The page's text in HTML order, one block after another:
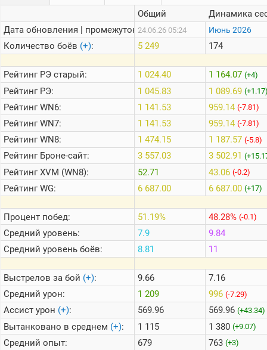
Информация
Онлайн
Цветовая
шкала
Теlegram
ВК
Портал
Мира
Танков
Дата обновления | промежуток:
Количество боёв (+):
РейтингРЭ старый:
РейтингРЭ:
РейтингWN6:
РейтингWN7:
РейтингWN8:
РейтингБроне-сайт:
РейтингXVM (WN8):
РейтингWG:
Процент побед:
Средний уровень:
Средний уровень боёв:
Выстрелов за бой (+):
Средний урон:
Ассист урон (+):
Вытанковано в среднем (+):
Средний опыт:
Общий
24.06.26 05:24
5 249
1 024.40
1 045.83
1 141.53
1 141.53
1 474.15
3 557.03
52.71
6 687.00
51.19%
7.9
8.81
9.66
1 209
569.96
1 115
679
Динамика
Июнь 2026
174
1 164.07 (+4)
1 089.69
959.14 (-7.81)
959.14 (-7.81)
1 187.57 (-5.8)
3 502.91
43.06 (-0.2)
6 687.00 (+17)
48.28% (-0.1)
9.84
11
7.16
996 (-7.29)
569.96 (+43.34)
1 380 (+9.07)
763 (+3)